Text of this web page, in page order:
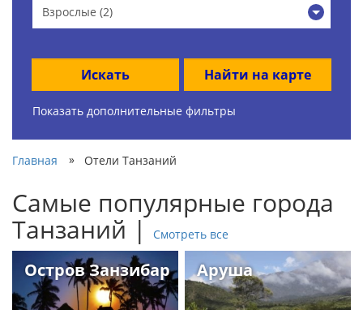
Взрослые (2)
Искать Найти на карте
Показать дополнительные фильтры
Главная » Отели Танзаний
Самые популярные города
Танзаний | Смотреть все
Остров Занзибар Аруша